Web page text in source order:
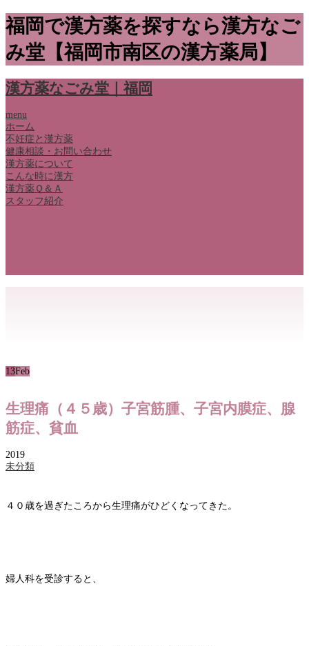
福岡で漢方薬を探すなら漢方なご
み堂【福岡市南区の漢方薬局】
漢方薬なごみ堂｜福岡
menu
ホーム
不妊症と漢方薬
健康相談・お問い合わせ
漢方薬について
こんな時に漢方
漢方薬Ｑ＆Ａ
スタッフ紹介
13Feb
生理痛（４５歳）子宮筋腫、子宮内膜症、腺
筋症、貧血
2019
未分類
４０歳を過ぎたころから生理痛がひどくなってきた。
婦人科を受診すると、